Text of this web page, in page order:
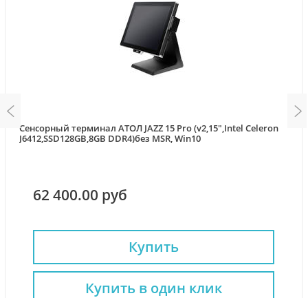
Сенсорный терминал АТОЛ JAZZ 15 Pro (v2,15",Intel Celeron
J6412,SSD128GB,8GB DDR4)без MSR, Win10
62 400.00 руб
Купить
Купить в один клик